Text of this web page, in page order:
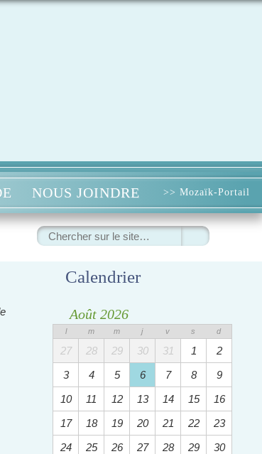
NOUS JOINDRE >> Mozaïk-Portail
Rechercher
:
Calendrier
Août 2026
l m m j v s d
27 28 29 30 31 1
2
3
4 5 6 7 8
9
10
11 12 13 14 15
16
17
18 19 20 21 22
23
24
25 26 27 28 29
30